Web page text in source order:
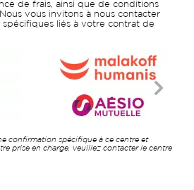
de frais, ainsi que de conditions
vous invitons à nous contacter
liés à votre contrat de
confirmation spécifique à ce centre et
prise en charge, veuillez contacter le centre